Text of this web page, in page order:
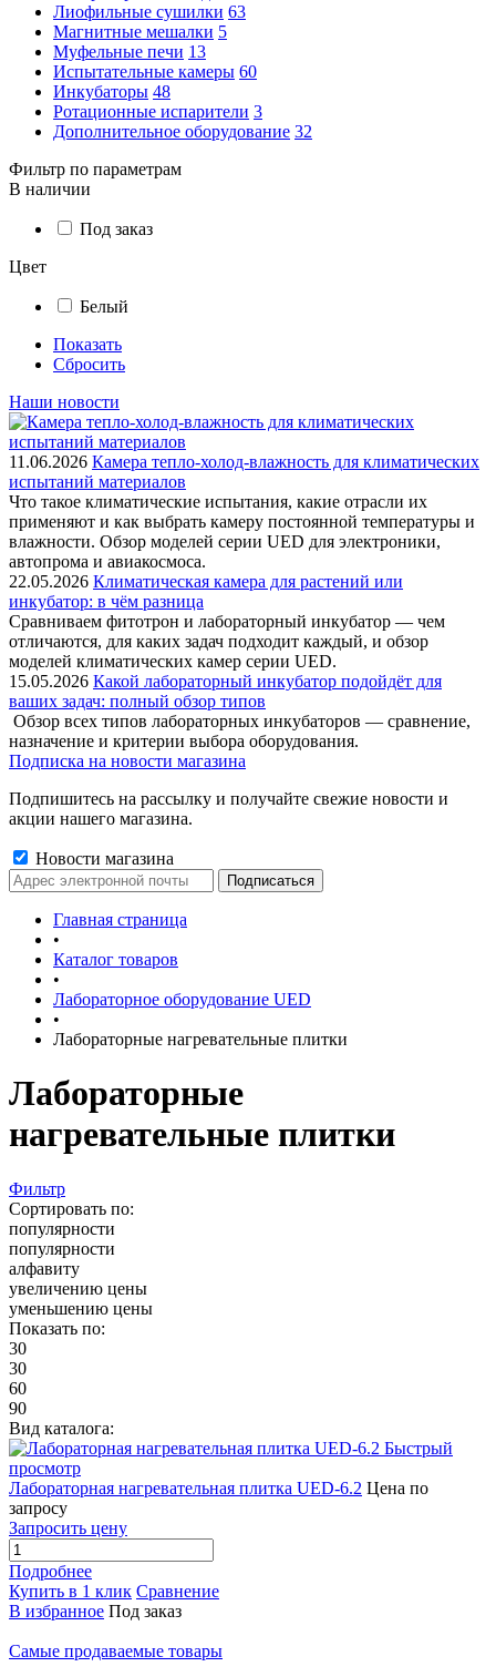
Лиофильные сушилки 63
Магнитные мешалки 5
Муфельные печи 13
Испытательные камеры 60
Инкубаторы 48
Ротационные испарители 3
Дополнительное оборудование 32
Фильтр по параметрам
В наличии
Под заказ
Цвет
Белый
Показать
Сбросить
Наши новости
11.06.2026 Камера тепло-холод-влажность для климатических
испытаний материалов
Что такое климатические испытания, какие отрасли их
применяют и как выбрать камеру постоянной температуры и
влажности. Обзор моделей серии UED для электроники,
автопрома и авиакосмоса.
22.05.2026 Климатическая камера для растений или
инкубатор: в чём разница
Сравниваем фитотрон и лабораторный инкубатор — чем
отличаются, для каких задач подходит каждый, и обзор
моделей климатических камер серии UED.
15.05.2026 Какой лабораторный инкубатор подойдёт для
ваших задач: полный обзор типов
Обзор всех типов лабораторных инкубаторов — сравнение,
назначение и критерии выбора оборудования.
Подписка на новости магазина
Подпишитесь на рассылку и получайте свежие новости и
акции нашего магазина.
Новости магазина
Главная страница
•
Каталог товаров
•
Лабораторное оборудование UED
•
Лабораторные нагревательные плитки
Лабораторные
нагревательные плитки
Фильтр
Сортировать по:
популярности
популярности
алфавиту
увеличению цены
уменьшению цены
Показать по:
30
30
60
90
Вид каталога:
Быстрый
просмотр
Лабораторная нагревательная плитка UED-6.2 Цена по
запросу
Запросить цену
Подробнее
Купить в 1 клик Сравнение
В избранное Под заказ
Самые продаваемые товары